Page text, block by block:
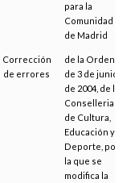
para la
Comunidad
de Madrid
Corrección
de errores
de la Orden
de 3 de junio
de 2004, de la
Conselleria
de Cultura,
Educación y
Deporte, por
la que se
modifica la